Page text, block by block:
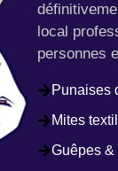
local
personnes
Punaises
Mites
Guêpes